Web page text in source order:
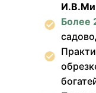
Более